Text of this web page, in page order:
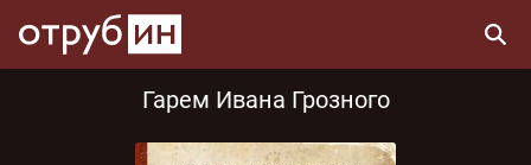
Гарем Ивана Грозного